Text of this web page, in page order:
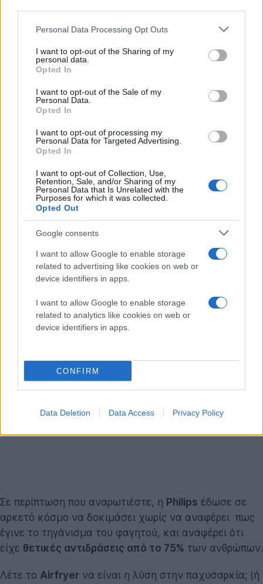
Please note that this website/app uses one or more Google
not limited to your visit or usage behaviour. You may click to
grant or deny consent to Google and its third-party tags to
use your data for below specified purposes in below Google
consent section.
Personal Data Processing Opt Outs
I want to opt-out of the Sharing of my
personal data.
Opted In
I want to opt-out of the Sale of my
Personal Data.
Opted In
I want to opt-out of processing my
Personal Data for Targeted Advertising.
Opted In
I want to opt-out of Collection, Use,
Retention, Sale, and/or Sharing of my
Personal Data that Is Unrelated with the
Purposes for which it was collected.
Opted Out
Google consents
I want to allow Google to enable storage
related to advertising like cookies on web or
device identifiers in apps.
I want to allow Google to enable storage
related to analytics like cookies on web or
device identifiers in apps.
CONFIRM
Data Deletion Data Access Privacy Policy
είναι δυνατό το τηγάνισμα διαφορετικών υλικών
ταυτότχρονα, χωρίς να αναμιγνύονται οι γεύσεις,
ενώ το φίλτρο αέρα κρατά τα αρώματα στο
Σε περίπτωση που αναρωτιέστε, η Philips έδωσε σε
αρκετό κόσμο να δοκιμάσει χωρίς να αναφέρει πως
έγινε το τηγάνισμα του φαγητού, και αναφέρει ότι
είχε θετικές αντιδράσεις από το 75% των ανθρώπων.
Λέτε το Airfryer να είναι η λύση στην παχυσαρκία; (ή